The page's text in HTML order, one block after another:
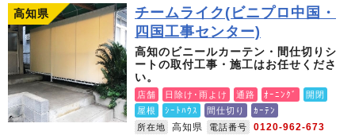
高知県
チームライク(ビニプロ中国・
四国工事センター)
高知のビニールカーテン・間仕切りシ
ートの取付工事・施工はお任せくださ
い。
店舗 日除け･雨よけ 通路 ｵｰﾆﾝｸﾞ
開閉
屋根
ｼｰﾄﾊｳｽ 間仕切り
ｶｰﾃﾝ
所在地
高知県 電話番号 0120-962-673